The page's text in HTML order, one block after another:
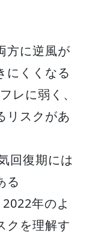
方に逆風が
にくくなる
レに弱く、
リスクがあ
回復期には
る
年のよ
クを理解す